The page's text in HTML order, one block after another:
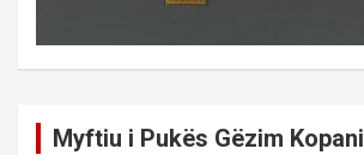
Myftiu i Pukës Gëzim Kopani